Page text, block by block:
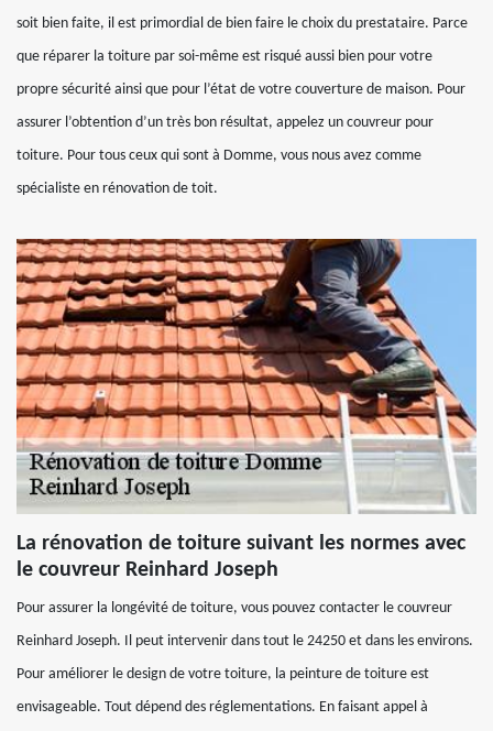
soit bien faite, il est primordial de bien faire le choix du prestataire. Parce
que réparer la toiture par soi-même est risqué aussi bien pour votre
propre sécurité ainsi que pour l’état de votre couverture de maison. Pour
assurer l’obtention d’un très bon résultat, appelez un couvreur pour
toiture. Pour tous ceux qui sont à Domme, vous nous avez comme
spécialiste en rénovation de toit.
La rénovation de toiture suivant les normes avec
le couvreur Reinhard Joseph
Pour assurer la longévité de toiture, vous pouvez contacter le couvreur
Reinhard Joseph. Il peut intervenir dans tout le 24250 et dans les environs.
Pour améliorer le design de votre toiture, la peinture de toiture est
envisageable. Tout dépend des réglementations. En faisant appel à